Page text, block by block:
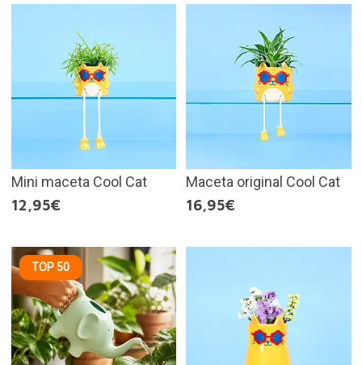
Mini maceta Cool Cat
12,95€
Maceta original Cool Cat
16,95€
TOP 50